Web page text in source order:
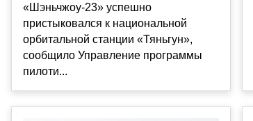
«Шэньчжоу-23» успешно
пристыковался к национальной
орбитальной станции «Тяньгун»,
сообщило Управление программы
пилоти...